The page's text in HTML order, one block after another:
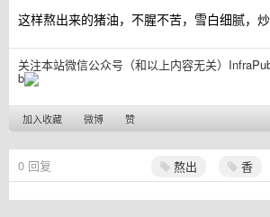
这样熬出来的猪油，不腥不苦，雪白细腻，炒
关注本站微信公众号（和以上内容无关）
b
加入收藏 微博 赞
熬出 香
0 回复